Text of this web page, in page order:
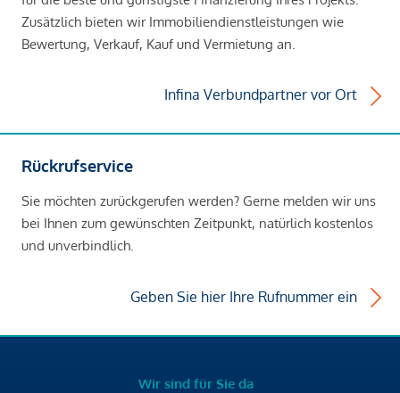
Zusätzlich bieten wir Immobiliendienstleistungen wie
Bewertung, Verkauf, Kauf und Vermietung an.
Infina Verbundpartner vor Ort
Rückrufservice
Sie möchten zurückgerufen werden? Gerne melden wir uns
bei Ihnen zum gewünschten Zeitpunkt, natürlich kostenlos
und unverbindlich.
Geben Sie hier Ihre Rufnummer ein
Wir sind für Sie da